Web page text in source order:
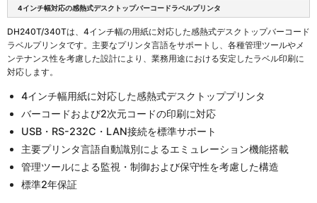
4インチ幅対応の感熱式デスクトップバーコードラベルプリンタ
DH240T/340Tは、4インチ幅の用紙に対応した感熱式デスクトップバーコード
ラベルプリンタです。主要なプリンタ言語をサポートし、各種管理ツールやメ
ンテナンス性を考慮した設計により、業務用途における安定したラベル印刷に
対応します。
4インチ幅用紙に対応した感熱式デスクトッププリンタ
バーコードおよび2次元コードの印刷に対応
USB・RS-232C・LAN接続を標準サポート
主要プリンタ言語自動識別によるエミュレーション機能搭載
管理ツールによる監視・制御および保守性を考慮した構造
標準2年保証